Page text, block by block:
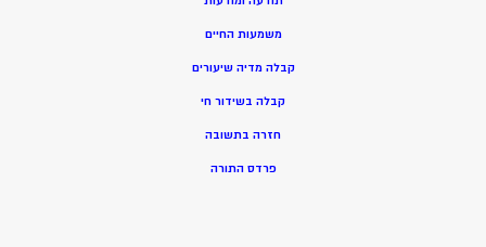
משמעות החיים
קבלה מדיה שיעורים
קבלה בשידור חי
חזרה בתשובה
פרדס התורה